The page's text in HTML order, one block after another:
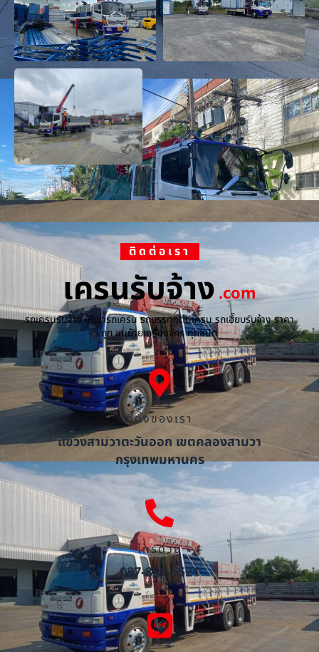
ติดต่อเรา
เครนรับจ้าง.com
รถเครนรับจ้าง ให้เช่ารถเครน รถบรรทุกติดเครน รถเฮี๊ยบรับจ้าง ราคา
ถูก ขนย้ายเครื่องจักร ทุกชนิด
ที่ตั้งของเรา
แขวงสามวาตะวันออก เขตคลองสามวา
กรุงเทพมหานคร
โทรด่วน
087-851-5521